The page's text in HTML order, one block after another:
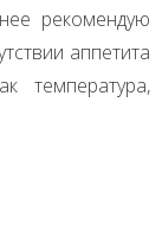
рекомендую
аппетита
температура,